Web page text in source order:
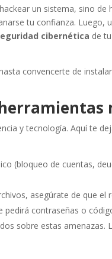
un sistema, sino de
tu confianza. Luego,
cibernética de
convencerte de
y tecnología. Aquí te
(bloqueo de cuentas,
asegúrate de que el
pedirá contraseñas o
sobre estas amenazas.